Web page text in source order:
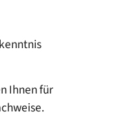
Ihnen für